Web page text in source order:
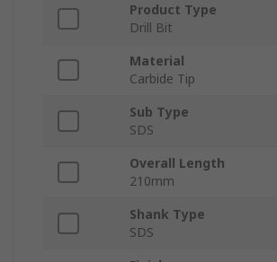
Product Type
Drill Bit
Material
Carbide Tip
Sub Type
SDS
Overall Length
210mm
Shank Type
SDS